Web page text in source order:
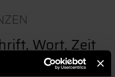
Wort, Zeit